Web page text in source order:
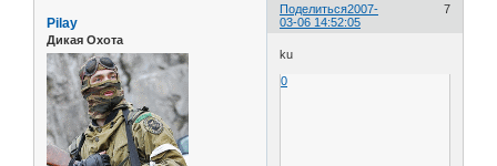
Поделиться 7
2007-
03-06 14:52:05
Pilay
Дикая Охота
ku
0